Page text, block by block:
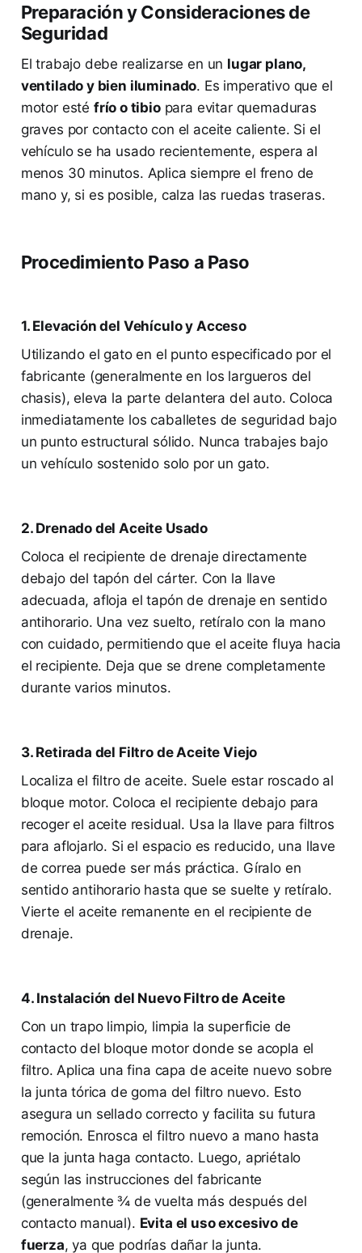
Preparación y Consideraciones de
Seguridad
El trabajo debe realizarse en un lugar plano,
ventilado y bien iluminado. Es imperativo que el
motor esté frío o tibiopara evitar quemaduras
graves por contacto con el aceite caliente. Si el
vehículo se ha usado recientemente, espera al
menos 30 minutos. Aplica siempre el freno de
mano y, si es posible, calza las ruedas traseras.
Procedimiento Paso a Paso
1. Elevación del Vehículo y Acceso
Utilizando el gato en el punto especificado por el
fabricante (generalmente en los largueros del
chasis), eleva la parte delantera del auto. Coloca
inmediatamente los caballetes de seguridad bajo
un punto estructural sólido. Nunca trabajes bajo
un vehículo sostenido solo por un gato.
2. Drenado del Aceite Usado
Coloca el recipiente de drenaje directamente
debajo del tapón del cárter. Con la llave
adecuada, afloja el tapón de drenaje en sentido
antihorario. Una vez suelto, retíralo con la mano
con cuidado, permitiendo que el aceite fluya hacia
el recipiente. Deja que se drene completamente
durante varios minutos.
3. Retirada del Filtro de Aceite Viejo
Localiza el filtro de aceite. Suele estar roscado al
bloque motor. Coloca el recipiente debajo para
recoger el aceite residual. Usa la llave para filtros
para aflojarlo. Si el espacio es reducido, una llave
de correa puede ser más práctica. Gíralo en
sentido antihorario hasta que se suelte y retíralo.
Vierte el aceite remanente en el recipiente de
drenaje.
4. Instalación del Nuevo Filtro de Aceite
Con un trapo limpio, limpia la superficie de
contacto del bloque motor donde se acopla el
filtro. Aplica una fina capa de aceite nuevo sobre
la junta tórica de goma del filtro nuevo. Esto
asegura un sellado correcto y facilita su futura
remoción. Enrosca el filtro nuevo a mano hasta
que la junta haga contacto. Luego, apriétalo
según las instrucciones del fabricante
(generalmente ¾ de vuelta más después del
contacto manual). Evita el uso excesivo de
fuerza, ya que podrías dañar la junta.